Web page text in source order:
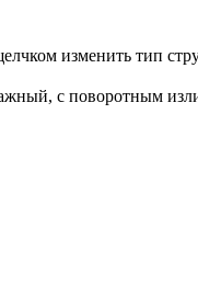
изменить тип
с поворотным